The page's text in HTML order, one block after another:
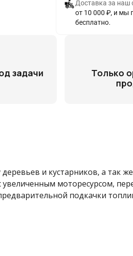
Доставка за наш
от 10 000 ₽, и мы
бесплатно.
задачи
Только
и кустарников, а так
моторесурсом,
подкачки